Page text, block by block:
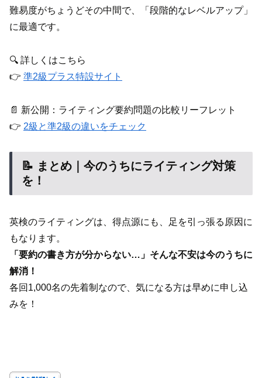
難易度がちょうどその中間で、「段階的なレベルアップ」
に最適です。
🔍 詳しくはこちら
👉 準2級プラス特設サイト
📄 新公開：ライティング要約問題の比較リーフレット
👉 2級と準2級の違いをチェック
📝 まとめ｜今のうちにライティング対策
を！
英検のライティングは、得点源にも、足を引っ張る原因に
もなります。
「要約の書き方が分からない…」そんな不安は今のうちに
解消！
各回1,000名の先着制なので、気になる方は早めに申し込
みを！